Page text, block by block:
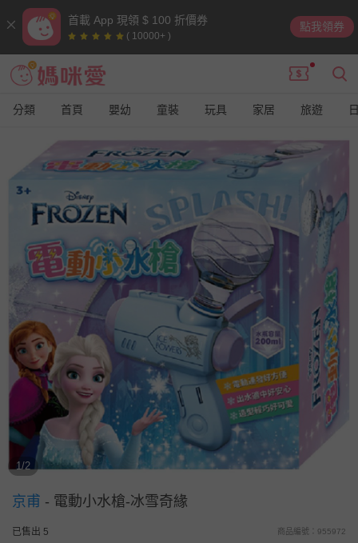
首載 App 現領 $ 100 折價券
( 10000+ )
點我領券
分類 首頁 嬰幼 童裝 玩具 家居 旅遊
1/2
京甫 - 電動小水槍-冰雪奇緣
已售出 5 商品編號：955972